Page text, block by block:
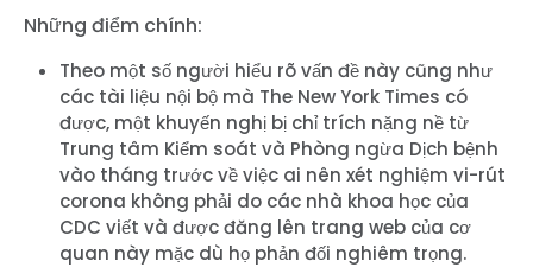
Những điểm chính:
Theo một số người hiểu rõ vấn đề này cũng như
các tài liệu nội bộ mà The New York Times có
được, một khuyến nghị bị chỉ trích nặng nề từ
Trung tâm Kiểm soát và Phòng ngừa Dịch bệnh
vào tháng trước về việc ai nên xét nghiệm vi-rút
corona không phải do các nhà khoa học của
CDC viết và được đăng lên trang web của cơ
quan này mặc dù họ phản đối nghiêm trọng.